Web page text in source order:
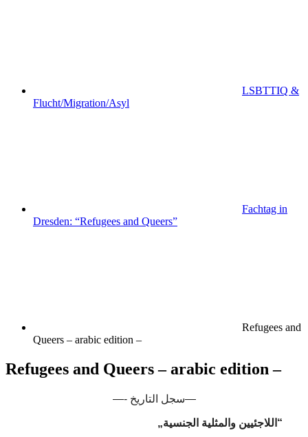
LSBTTIQ &
Flucht/Migration/Asyl
Fachtag in
Dresden: “Refugees and Queers”
Refugees and
Queers – arabic edition –
Refugees and Queers – arabic edition –
—- سجل التاريخ—
„اللاجئيين والمثلية الجنسية “